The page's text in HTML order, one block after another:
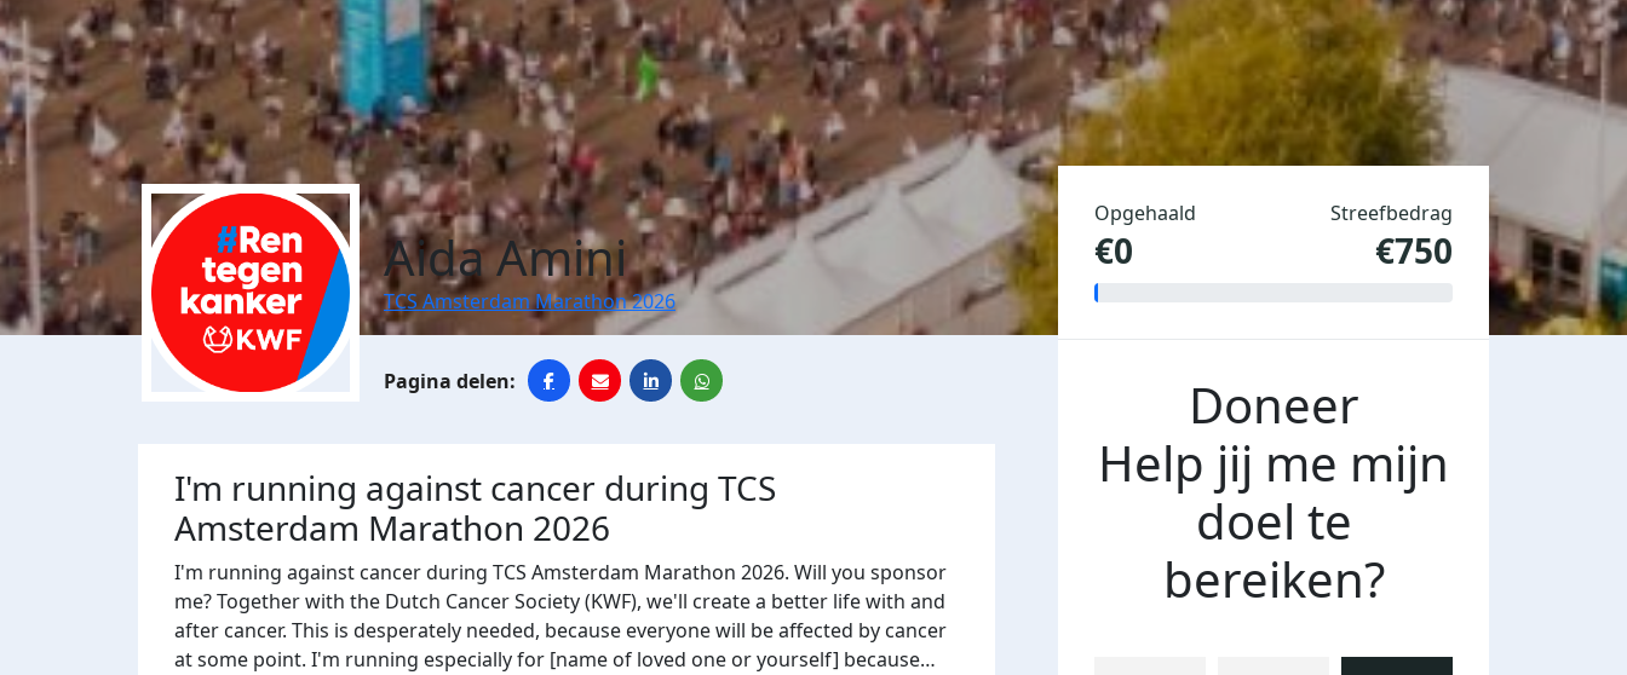
Aida Amini
TCS Amsterdam Marathon 2026
I'm running against cancer during TCS
Amsterdam Marathon 2026
I'm running against cancer during TCS Amsterdam Marathon 2026. Will you sponsor
me? Together with the Dutch Cancer Society (KWF), we'll create a better life with and
after cancer. This is desperately needed, because everyone will be affected by cancer
at some point. I'm running especially for [name of loved one or yourself] because…
Opgehaald
€0
Streefbedrag
€750
Doneer
Help jij me mijn
doel te
bereiken?